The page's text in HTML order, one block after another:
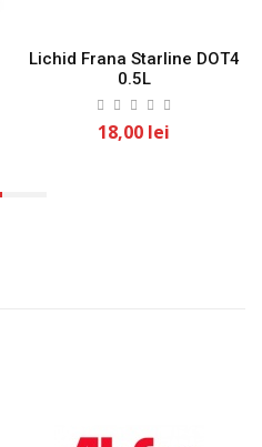
Lichid Frana Starline DOT4
0.5L
18,00 lei